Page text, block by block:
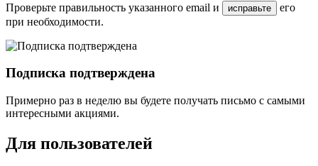
Проверьте правильность указанного email и исправьте
его
при необходимости.
Подписка подтверждена
Примерно раз в неделю вы будете получать письмо с самыми
интересными акциями.
Для пользователей